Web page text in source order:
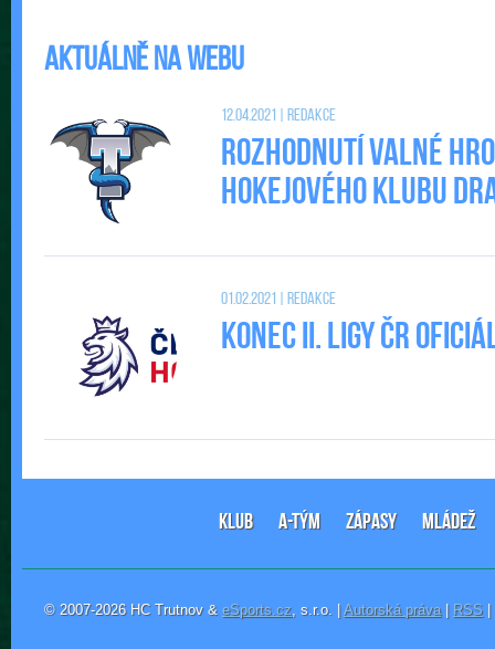
Aktuálně na webu
12.04.2021 | Redakce
Rozhodnutí valné
Hokejového klubu
01.02.2021 | Redakce
Konec II. Ligy ČR
KLUB A-TÝM ZÁPASY MLÁDEŽ
© 2007-2026 HC Trutnov & eSports.cz, s.r.o. |Autorská práva| RSS |